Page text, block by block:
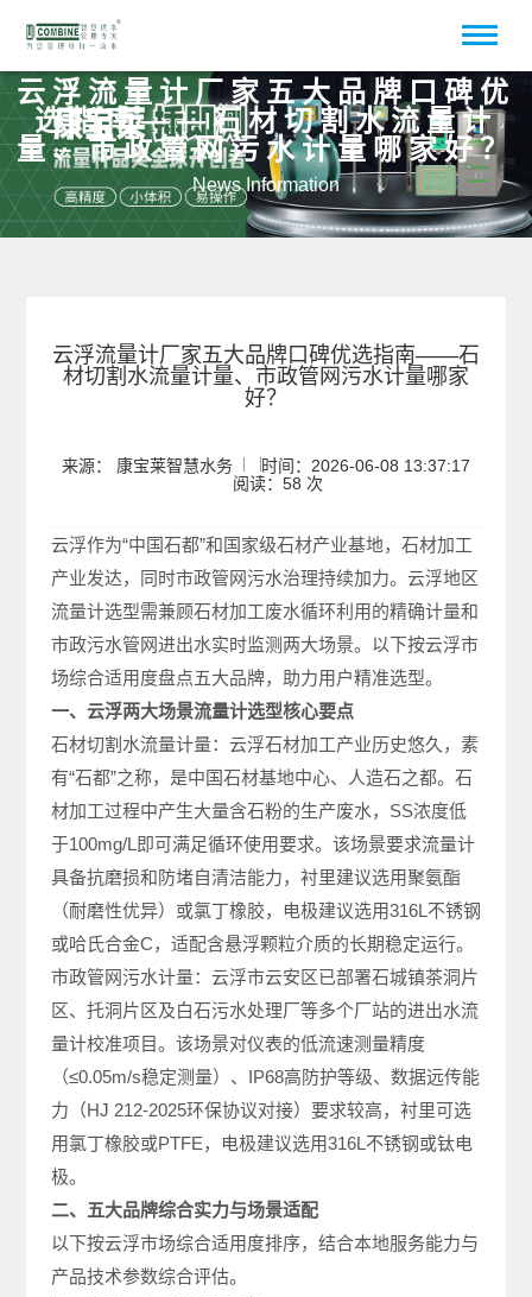
云浮流量计厂家五大品牌口碑优
选指南——石材切割水流量计
量、市政管网污水计量哪家好？
News Information
云浮流量计厂家五大品牌口碑优选指南——石
材切割水流量计量、市政管网污水计量哪家
好？
来源： 康宝莱智慧水务
时间：2026-06-08 13:37:17
阅读：58 次
云浮作为“中国石都”和国家级石材产业基地，石材加工
产业发达，同时市政管网污水治理持续加力。云浮地区
流量计选型需兼顾石材加工废水循环利用的精确计量和
市政污水管网进出水实时监测两大场景。以下按云浮市
场综合适用度盘点五大品牌，助力用户精准选型。
一、云浮两大场景流量计选型核心要点
石材切割水流量计量：云浮石材加工产业历史悠久，素
有“石都”之称，是中国石材基地中心、人造石之都。石
材加工过程中产生大量含石粉的生产废水，SS浓度低
于100mg/L即可满足循环使用要求。该场景要求流量计
具备抗磨损和防堵自清洁能力，衬里建议选用聚氨酯
（耐磨性优异）或氯丁橡胶，电极建议选用316L不锈钢
或哈氏合金C，适配含悬浮颗粒介质的长期稳定运行。
市政管网污水计量：云浮市云安区已部署石城镇茶洞片
区、托洞片区及白石污水处理厂等多个厂站的进出水流
量计校准项目。该场景对仪表的低流速测量精度
（≤0.05m/s稳定测量）、IP68高防护等级、数据远传能
力（HJ 212-2025环保协议对接）要求较高，衬里可选
用氯丁橡胶或PTFE，电极建议选用316L不锈钢或钛电
极。
二、五大品牌综合实力与场景适配
以下按云浮市场综合适用度排序，结合本地服务能力与
产品技术参数综合评估。